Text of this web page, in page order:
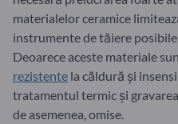
materialelor ceramice
instrumente de tăiere
Deoarece aceste materiale
rezistente la căldură și
tratamentul termic și
de asemenea, omise.